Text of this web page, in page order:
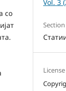
со
Vol. 3
Section
License